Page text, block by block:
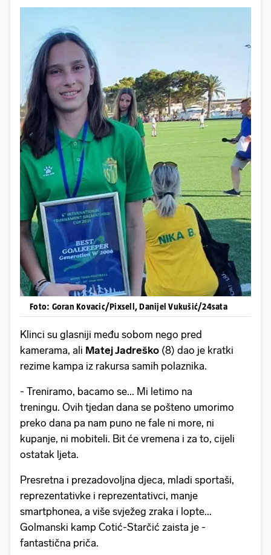
Foto: Goran Kovacic/Pixsell, Danijel Vukušić/24sata
Klinci su glasniji među sobom nego pred
kamerama, ali Matej Jadreško (8) dao je kratki
rezime kampa iz rakursa samih polaznika.
- Treniramo, bacamo se... Mi letimo na
treningu. Ovih tjedan dana se pošteno umorimo
preko dana pa nam puno ne fale ni more, ni
kupanje, ni mobiteli. Bit će vremena i za to, cijeli
ostatak ljeta.
Presretna i prezadovoljna djeca, mladi sportaši,
reprezentativke i reprezentativci, manje
smartphonea, a više svježeg zraka i lopte...
Golmanski kamp Cotić-Starčić zaista je -
fantastična priča.